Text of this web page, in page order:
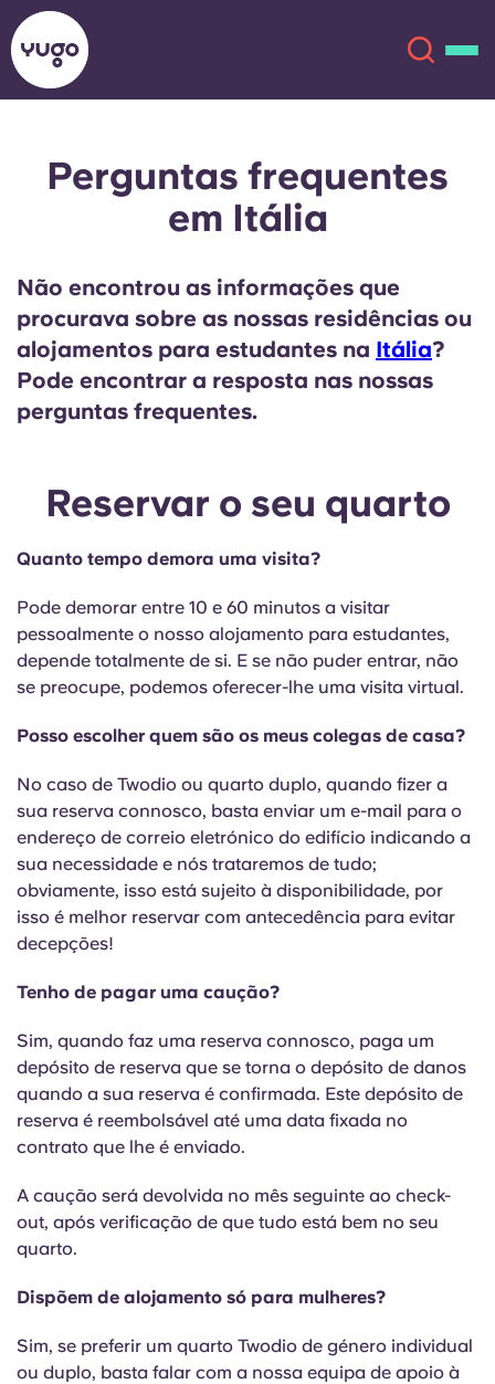
Sobre
Mais
English (GB)
English (US)
Chinese
Español
Deutsch
Italian
Portuguese
Selecione um país
Selecione uma cidade
Selecione uma residência
Iniciar sessão
English (GB)
English (US)
Chinese Español
Català Deutsch
Italian
Perguntas frequentes
em Itália
Não encontrou as informações que
procurava sobre as nossas residências ou
alojamentos para estudantes na Itália?
Pode encontrar a resposta nas nossas
perguntas frequentes.
Reservar o seu quarto
Quanto tempo demora uma visita?
Pode demorar entre 10 e 60 minutos a visitar
pessoalmente o nosso alojamento para estudantes,
depende totalmente de si. E se não puder entrar, não
se preocupe, podemos oferecer-lhe uma visita virtual.
Posso escolher quem são os meus colegas de casa?
No caso de Twodio ou quarto duplo, quando fizer a
sua reserva connosco, basta enviar um e-mail para o
endereço de correio eletrónico do edifício indicando a
sua necessidade e nós trataremos de tudo;
obviamente, isso está sujeito à disponibilidade, por
isso é melhor reservar com antecedência para evitar
decepções!
Tenho de pagar uma caução?
Sim, quando faz uma reserva connosco, paga um
depósito de reserva que se torna o depósito de danos
quando a sua reserva é confirmada. Este depósito de
reserva é reembolsável até uma data fixada no
contrato que lhe é enviado.
A caução será devolvida no mês seguinte ao check-
out, após verificação de que tudo está bem no seu
quarto.
Dispõem de alojamento só para mulheres?
Sim, se preferir um quarto Twodio de género individual
ou duplo, basta falar com a nossa equipa de apoio à